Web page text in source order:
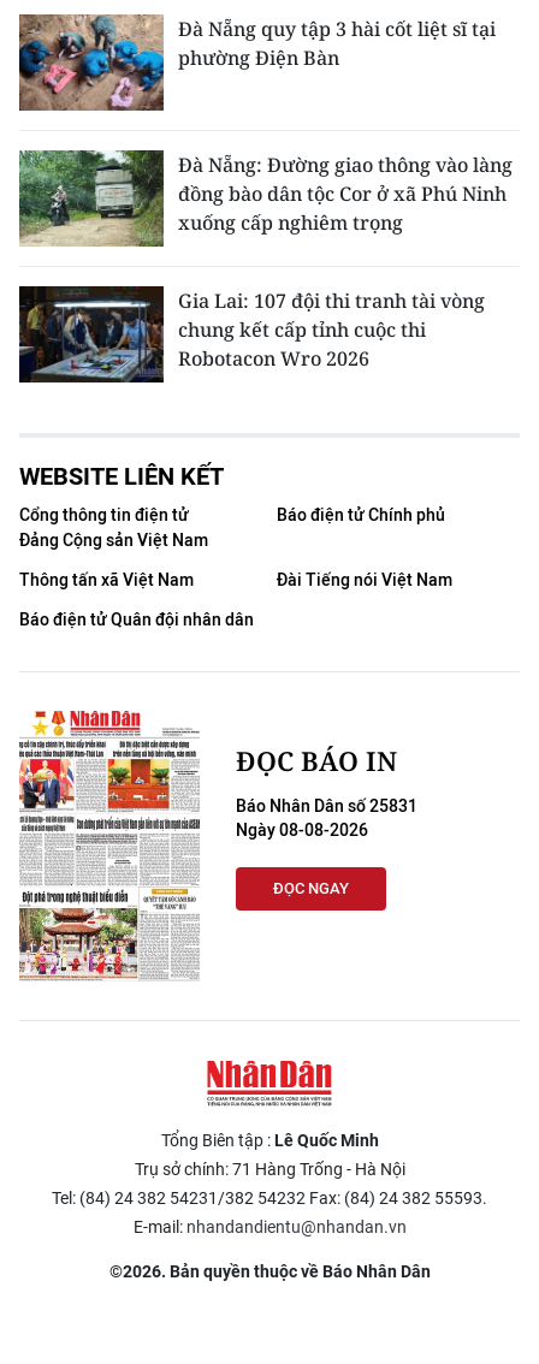
Đà Nẵng quy tập 3 hài cốt liệt sĩ tại
phường Điện Bàn
Đà Nẵng: Đường giao thông vào làng
đồng bào dân tộc Cor ở xã Phú Ninh
xuống cấp nghiêm trọng
Gia Lai: 107 đội thi tranh tài vòng
chung kết cấp tỉnh cuộc thi
Robotacon Wro 2026
WEBSITE LIÊN KẾT
Cổng thông tin điện tử
Đảng Cộng sản Việt Nam
Báo điện tử Chính phủ
Thông tấn xã Việt Nam
Đài Tiếng nói Việt Nam
Báo điện tử Quân đội nhân dân
ĐỌC BÁO IN
Báo Nhân Dân số 25831
Ngày 08-08-2026
ĐỌC NGAY
Tổng Biên tập :Lê Quốc Minh
Trụ sở chính: 71 Hàng Trống - Hà Nội
Tel: (84) 24 382 54231/382 54232 Fax: (84) 24 382 55593.
E-mail: nhandandientu@nhandan.vn
©2026. Bản quyền thuộc về Báo Nhân Dân